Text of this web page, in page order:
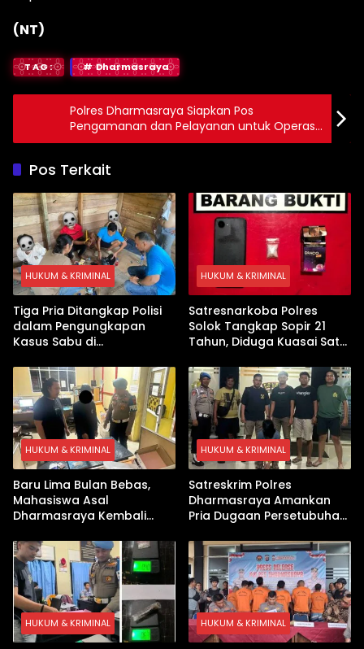
(NT)
TAG: Dharmasraya
Polres Dharmasraya Siapkan Pos
Pengamanan dan Pelayanan untuk Operasi
Ketupat Singgalang 2025
Pos Terkait
HUKUM & KRIMINAL
Tiga Pria Ditangkap Polisi
dalam Pengungkapan
Kasus Sabu di
Digital hingga Bong Disita
HUKUM & KRIMINAL
Satresnarkoba Polres
Solok Tangkap Sopir 21
Tahun, Diduga Kuasai Satu
HUKUM & KRIMINAL
Baru Lima Bulan Bebas,
Mahasiswa Asal
Dharmasraya Kembali
HUKUM & KRIMINAL
Satreskrim Polres
Dharmasraya Amankan
Pria Dugaan Persetubuhan
HUKUM & KRIMINAL HUKUM & KRIMINAL